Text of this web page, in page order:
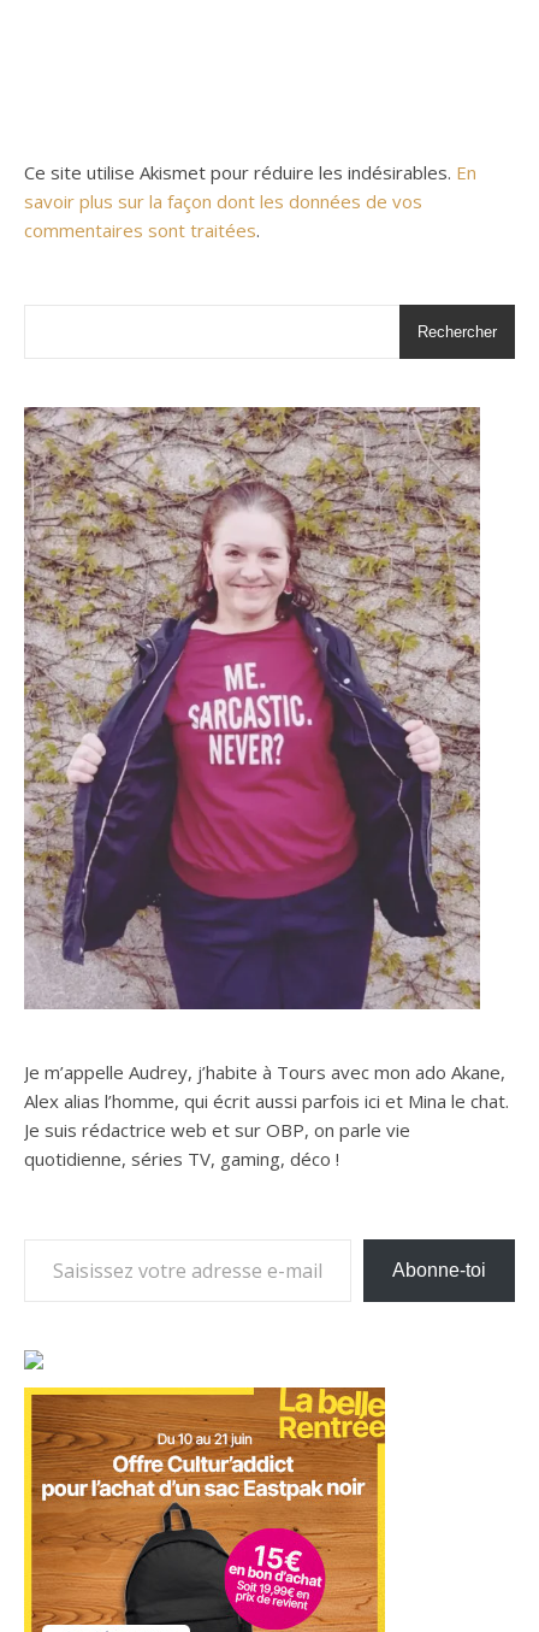
Ce site utilise Akismet pour réduire les indésirables. En
savoir plus sur la façon dont les données de vos
commentaires sont traitées.
Rechercher
Je m’appelle Audrey, j’habite à Tours avec mon ado Akane,
Alex alias l’homme, qui écrit aussi parfois ici et Mina le chat.
Je suis rédactrice web et sur OBP, on parle vie
quotidienne, séries TV, gaming, déco !
Abonne-toi